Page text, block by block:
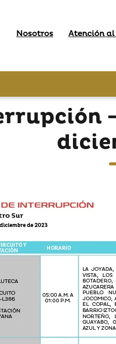
Nosotros Atención al